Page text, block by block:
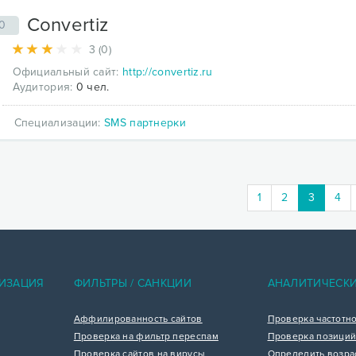
Convertiz
3 (0)
Официальный сайт: http://convertiz.ru
Аудитория: 0 чел.
Специализации:SMS партнерки
1 2 3(current)
4
ФИЛЬТРЫ / САНКЦИИ
Аффилированность сайтов
Проверка на фильтр переспам
Проверка
Проверка